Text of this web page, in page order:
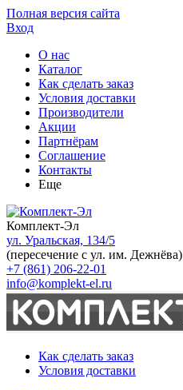
Полная версия сайта
Вход
О нас
Каталог
Как сделать заказ
Условия доставки
Производители
Акции
Партнёрам
Соглашение
Контакты
Еще
Комплект-Эл
ул. Уральская, 134/5
(пересечение с ул. им. Дежнёва)
+7 (861) 206-22-01
info@komplekt-el.ru
Как сделать заказ
Условия доставки